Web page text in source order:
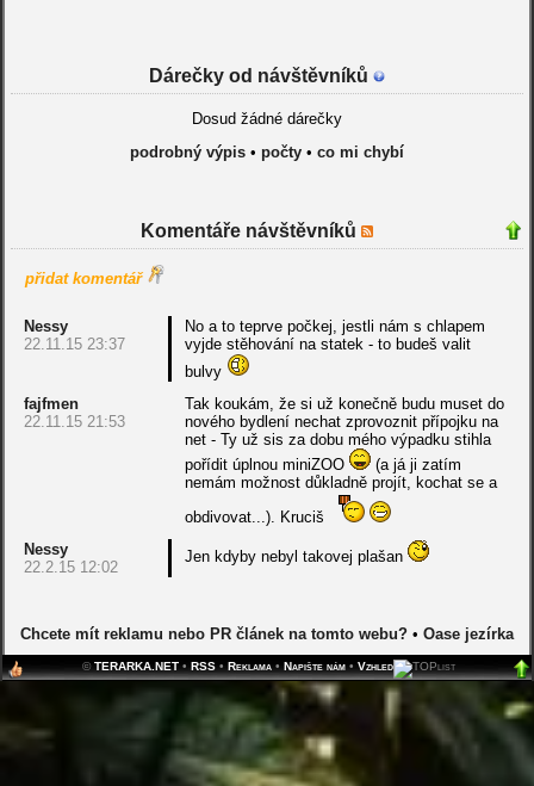
Dárečky od návštěvníků
Dosud žádné dárečky
podrobný výpis• počty• co mi chybí
Komentáře návštěvníků
přidat komentář
Nessy
22.11.15 23:37
No a to teprve počkej, jestli nám s chlapem
vyjde stěhování na statek - to budeš valit
bulvy
fajfmen
22.11.15 21:53
Tak koukám, že si už konečně budu muset do
nového bydlení nechat zprovoznit přípojku na
net - Ty už sis za dobu mého výpadku stihla
pořídit úplnou miniZOO
(a já ji zatím
nemám možnost důkladně projít, kochat se a
obdivovat...). Kruciš
Nessy
22.2.15 12:02
Jen kdyby nebyl takovej plašan
Chcete mít reklamu nebo PR článek na tomto webu?• Oase jezírka
©TERARKA.NET• RSS• Reklama• Napište nám• Vzhled